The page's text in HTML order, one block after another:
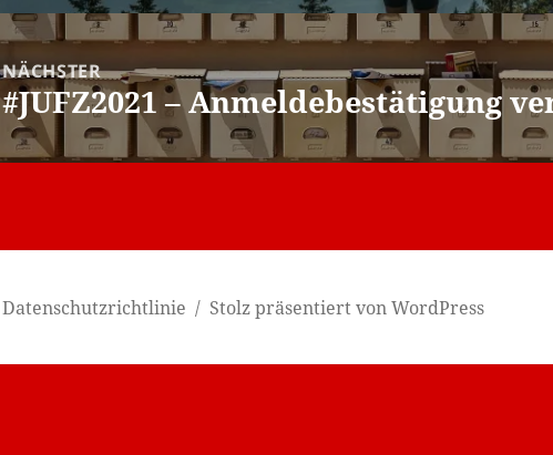
NÄCHSTER
Nächster
Beitrag:
#JUFZ2021 – Anmeldebestätigung
Datenschutzrichtlinie Stolz präsentiert von WordPress